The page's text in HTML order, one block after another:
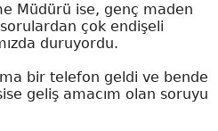
Müdürü ise, genç maden
çok endişeli
duruyordu.
bir telefon geldi ve bende
geliş amacım olan soruyu